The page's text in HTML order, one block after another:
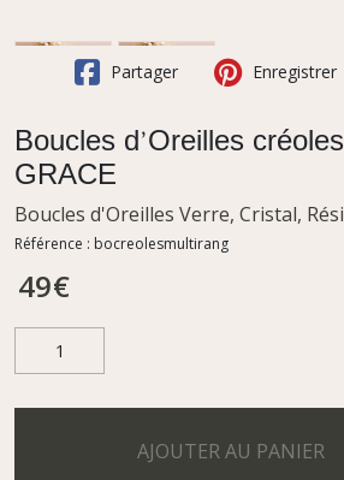
Partager Enregistrer
Boucles d’Oreilles
GRACE
Boucles d'Oreilles Verre, Cristal,
Référence : bocreolesmultirang
49€
AJOUTER AU PANIER